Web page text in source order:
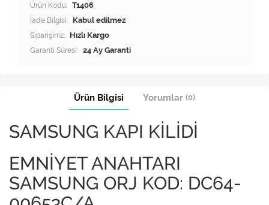
Ürün Kodu: T1406
İade Bilgisi:
Siparişiniz: Hızlı Kargo
Garanti Süresi: 24 Ay Garanti
Ürün Bilgisi Yorumlar (0)
SAMSUNG KAPI KİLİDİ
EMNİYET ANAHTARI
SAMSUNG ORJ KOD: DC64-